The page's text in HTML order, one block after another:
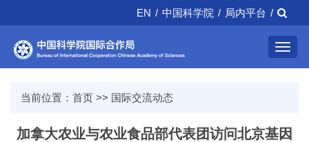
EN / 中国科学院 / 局内平台 /
当前位置： 首页 >> 国际交流动态
加拿大农业与农业食品部代表团访问北京基因